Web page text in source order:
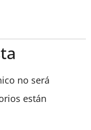
no será
están